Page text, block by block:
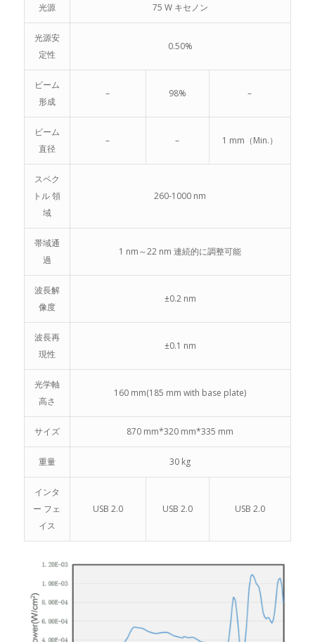
光源 75 W キセノン
光源安
定性
0.50%
ビーム
形成
– 98% –
ビーム
直径
– – 1 mm（Min.）
スペク
トル 領
域
260-1000 nm
帯域通
過
1 nm～22 nm 連続的に調整可能
波長解
像度
±0.2 nm
波長再
現性
±0.1 nm
光学軸
高さ
160 mm(185 mm with base plate)
サイズ 870 mm*320 mm*335 mm
重量 30 kg
インタ
ー フェ
イス
USB 2.0 USB 2.0 USB 2.0